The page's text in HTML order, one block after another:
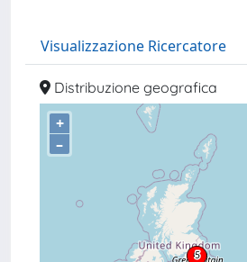
Visualizzazione Ricercatore
Distribuzione geografica
+
–